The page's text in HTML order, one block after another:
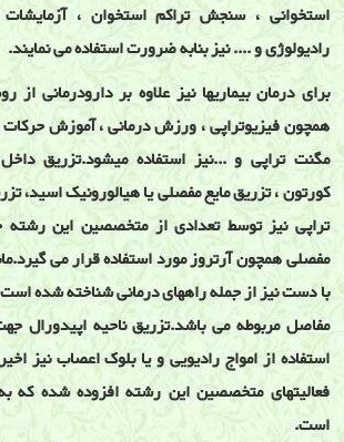
استخوانی ، سنجش تراکم استخوان ،
رادیولوژی و .... نیز بنابه ضرورت استفاده می نمایند.
برای درمان بیماریها نیز علاوه بر دارودرمانی از
همچون فیزیوتراپی ، ورزش درمانی ، آموزش حرکات
مگنت تراپی و ...نیز استفاده میشود.تزریق
کورتون ، تزریق مایع مفصلی یا هیالورونیک اسید،
تراپی نیز توسط تعدادی از متخصصین این رشته
مفصلی همچون آرتروز مورد استفاده قرار می
با دست نیز از جمله راههای درمانی شناخته شده
مفاصل مربوطه می باشد.تزریق ناحیه اپیدورال
استفاده از امواج رادیویی و یا بلوک اعصاب نیز
فعالیتهای متخصصین این رشته افزوده شده که
است.